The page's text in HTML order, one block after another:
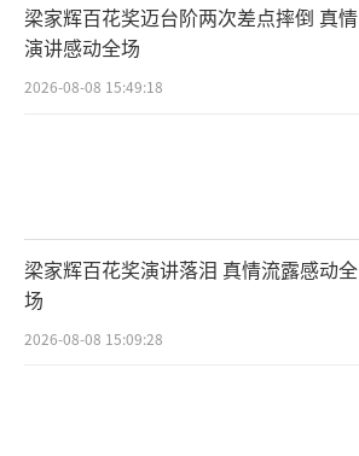
梁家辉百花奖迈台阶两次差点摔倒 真情
演讲感动全场
2026-08-08 15:49:18
梁家辉百花奖演讲落泪 真情流露感动全
场
2026-08-08 15:09:28